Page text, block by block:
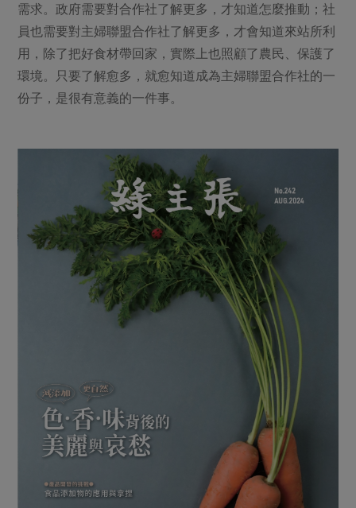
需求。政府需要對合作社了解更多，才知道怎麼推動；社
員也需要對主婦聯盟合作社了解更多，才會知道來站所利
用，除了把好食材帶回家，實際上也照顧了農民、保護了
環境。只要了解愈多，就愈知道成為主婦聯盟合作社的一
份子，是很有意義的一件事。